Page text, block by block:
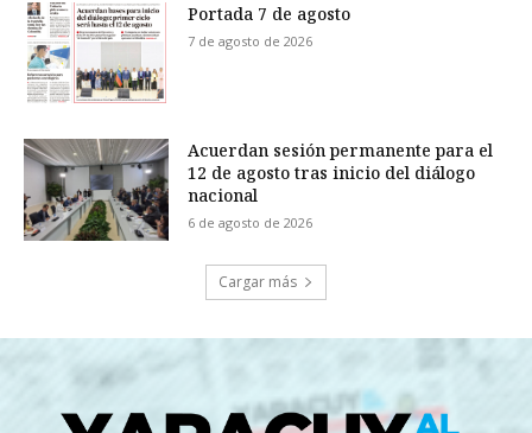
Portada 7 de agosto
7 de agosto de 2026
Acuerdan sesión permanente para el
12 de agosto tras inicio del diálogo
nacional
6 de agosto de 2026
Cargar más